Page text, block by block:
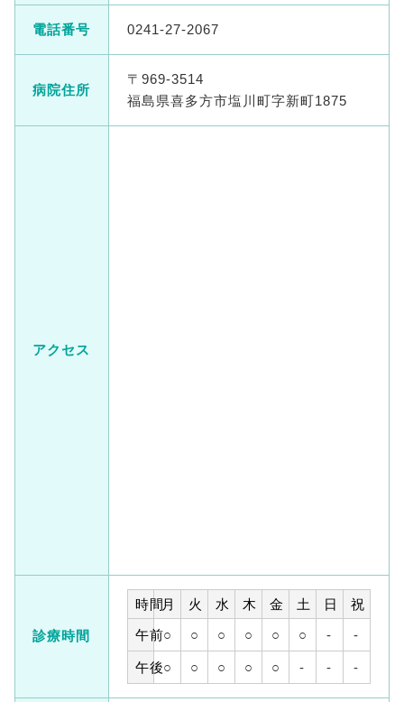
電話番号 0241-27-2067
病院住所
〒969-3514
福島県喜多方市塩川町字新町1875
アクセス
診療時間
時間月 火 水 木 金 土 日
祝
午前○ ○ ○ ○ ○ ○ - -
午後○ ○ ○ ○ ○ - - -